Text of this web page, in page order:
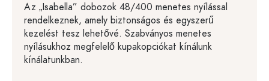
Az „Isabella” dobozok 48/400 menetes nyílással
rendelkeznek, amely biztonságos és egyszerű
kezelést tesz lehetővé. Szabványos menetes
nyílásukhoz megfelelő kupakopciókat kínálunk
kínálatunkban.